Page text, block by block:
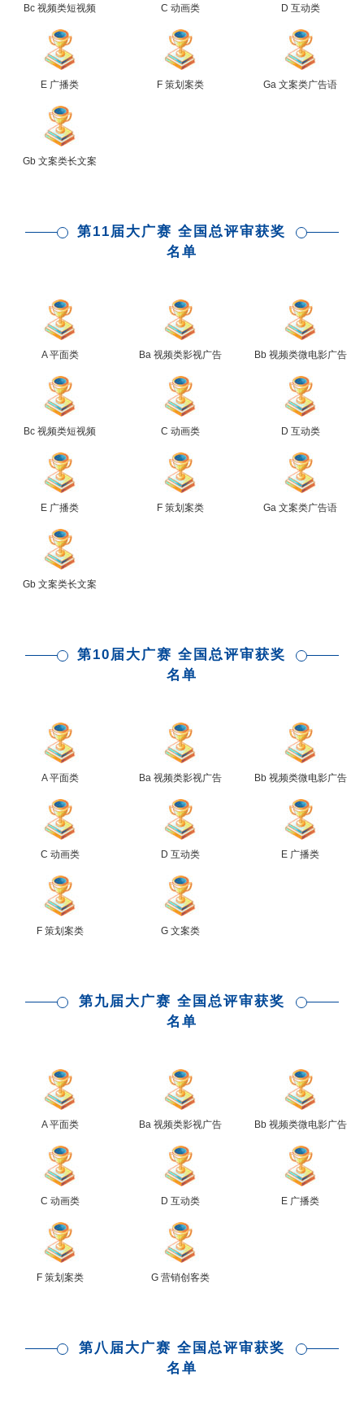
Bc 视频类短视频 C 动画类 D 互动类
E 广播类 F 策划案类 Ga 文案类广告语
Gb 文案类长文案
第11届大广赛 全国总评审获奖
名单
A 平面类 Ba 视频类影视广告 Bb 视频类微电影广告
Bc 视频类短视频 C 动画类 D 互动类
E 广播类 F 策划案类 Ga 文案类广告语
Gb 文案类长文案
第10届大广赛 全国总评审获奖
名单
A 平面类 Ba 视频类影视广告 Bb 视频类微电影广告
C 动画类 D 互动类 E 广播类
F 策划案类 G 文案类
第九届大广赛 全国总评审获奖
名单
A 平面类 Ba 视频类影视广告 Bb 视频类微电影广告
C 动画类 D 互动类 E 广播类
F 策划案类 G 营销创客类
第八届大广赛 全国总评审获奖
名单